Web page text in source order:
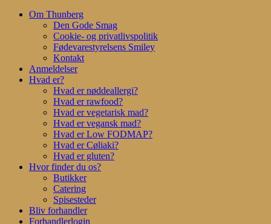
Om Thunberg
Den Gode Smag
Cookie- og privatlivspolitik
Fødevarestyrelsens Smiley
Kontakt
Anmeldelser
Hvad er?
Hvad er nøddeallergi?
Hvad er rawfood?
Hvad er vegetarisk mad?
Hvad er vegansk mad?
Hvad er Low FODMAP?
Hvad er Cøliaki?
Hvad er gluten?
Hvor finder du os?
Butikker
Catering
Spisesteder
Bliv forhandler
Forhandlerlogin